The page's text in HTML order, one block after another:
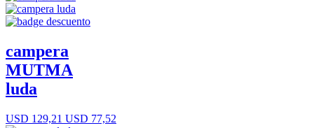
campera
MUTMA
luda
USD 129,21 USD 77,52